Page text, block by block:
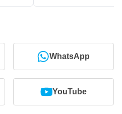
WhatsApp
YouTube